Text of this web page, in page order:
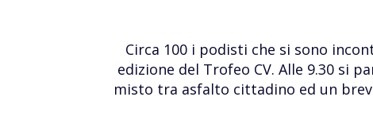
Circa 100 i podisti che si sono
edizione del Trofeo CV. Alle 9.30 si
misto tra asfalto cittadino ed un